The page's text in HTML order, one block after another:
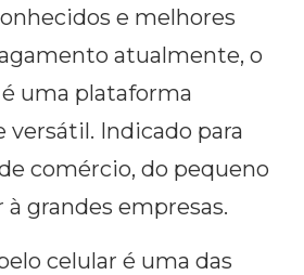
e melhores
atualmente, o
é uma plataforma
Indicado para
comércio, do pequeno
grandes empresas.
celular é uma das